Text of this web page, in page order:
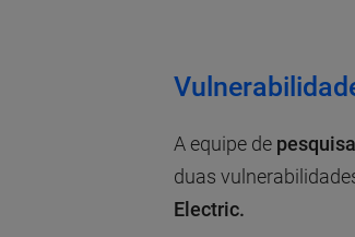
A equipe de
duas
Electric.